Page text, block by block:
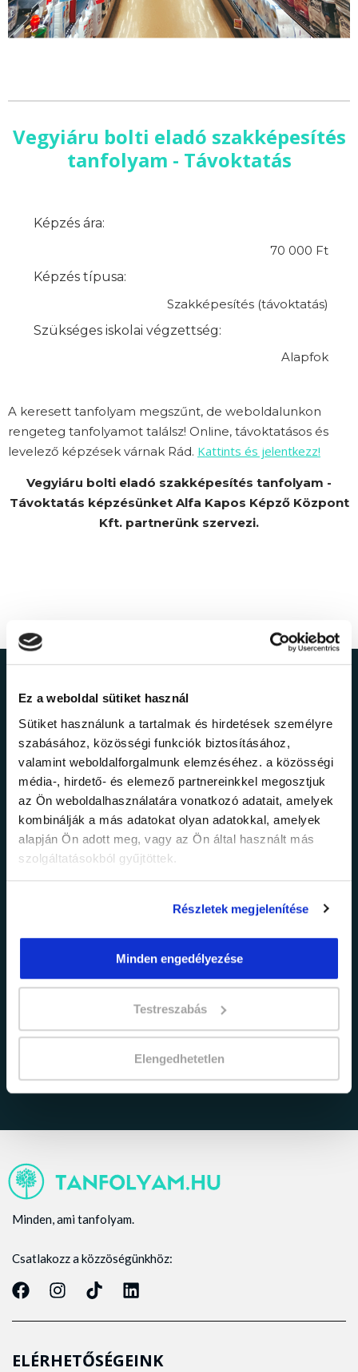
Ez a weboldal sütiket használ
Sütiket használunk a tartalmak és hirdetések személyre
szabásához, közösségi funkciók biztosításához,
valamint weboldalforgalmunk elemzéséhez. a közösségi
média-, hirdető- és elemező partnereinkkel megosztjuk
az Ön weboldalhasználatára vonatkozó adatait, amelyek
kombinálják a más adatokat olyan adatokkal, amelyek
alapján Ön adott meg, vagy az Ön által használt más
szolgáltatásokból gyűjtöttek.
Részletek megjelenítése
Minden engedélyezése
Testreszabás
Elengedhetetlen
Vegyiáru bolti eladó szakképesítés
tanfolyam - Távoktatás
Képzés ára:
70 000 Ft
Képzés típusa:
Szakképesítés (távoktatás)
Szükséges iskolai végzettség:
Alapfok
A keresett tanfolyam megszűnt, de weboldalunkon
rengeteg tanfolyamot találsz! Online, távoktatásos és
levelező képzések várnak Rád. Kattints és jelentkezz!
Vegyiáru bolti eladó szakképesítés tanfolyam -
Távoktatás képzésünket Alfa Kapos Képző Központ
Kft. partnerünk szervezi.
Ne maradj le a
legfrissebb
információkról!
Értesülj elsőként legújabb tanfolyamainkról,
legfrissebb híreinkről és időszakos
promócióinkról.
adatkezelési tájékoztatóban
Minden, ami tanfolyam.
Csatlakozz a közzöségünkhöz:
ELÉRHETŐSÉGEINK